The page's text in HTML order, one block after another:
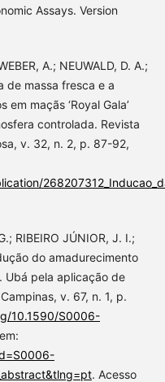
Assays. Version
A.; NEUWALD, D. A.;
de massa fresca e a
maçãs ‘Royal Gala’
controlada. Revista
v. 32, n. 2, p. 87-92,
RIBEIRO JÚNIOR, J. I.;
do amadurecimento
Ubá pela aplicação de
v. 67, n. 1, p.
10.1590/S0006-
. Acesso